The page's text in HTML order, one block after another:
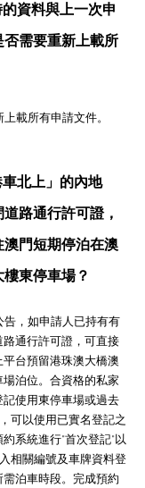
資料與上一次申
需要重新上載所
載所有申請文件。
北上」的內地
道路通行許可證，
門短期停泊在澳
東停車場？
告，如申請人已持有有
通行許可證，可直接
台預留港珠澳大橋澳
泊位。合資格的私家
使用東停車場或過去
可以使用已實名登記之
系統進行"首次登記"以
相關編號及車牌資料登
泊車時段。完成預約